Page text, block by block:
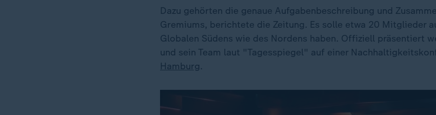
Dazu gehörten die genaue Aufgabenbeschreibung und
Gremiums, berichtete die Zeitung. Es solle etwa 20 Mitglieder
Globalen Südens wie des Nordens haben. Offiziell präsentiert
und sein Team laut "Tagesspiegel" auf einer
Hamburg.